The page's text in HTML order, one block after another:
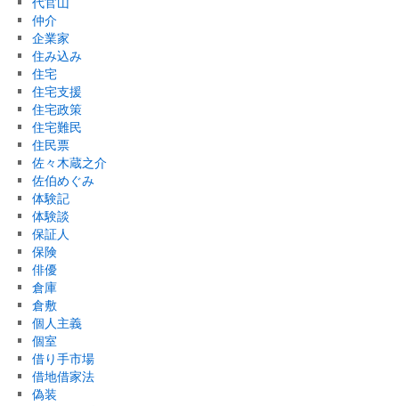
仲介
企業家
住み込み
住宅
住宅支援
住宅政策
住宅難民
住民票
佐々木蔵之介
佐伯めぐみ
体験記
体験談
保証人
保険
俳優
倉庫
倉敷
個人主義
個室
借り手市場
借地借家法
偽装